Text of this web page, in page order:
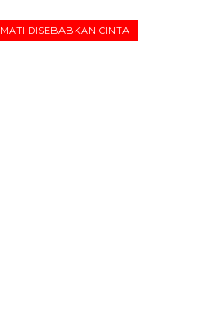
MATI DISEBABKAN CINTA